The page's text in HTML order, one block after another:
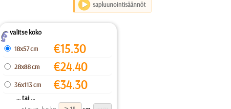
sapluunointisäännöt
Zvalitse koko
18x57 cm
€15.30
28x88 cm €24.40
36x113 cm €34.30
... tai ...